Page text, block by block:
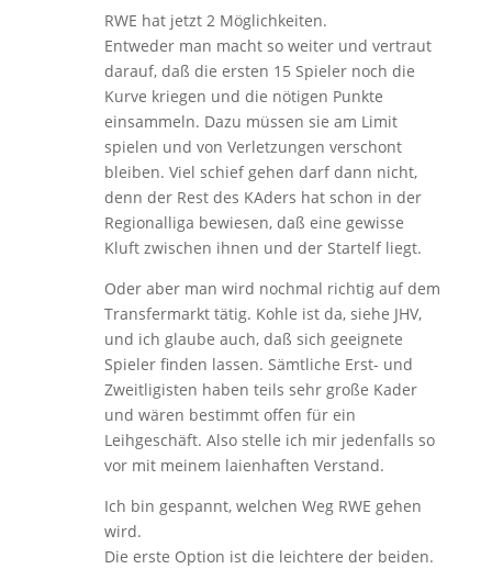
RWE hat jetzt 2 Möglichkeiten.
Entweder man macht so weiter und vertraut
darauf, daß die ersten 15 Spieler noch die
Kurve kriegen und die nötigen Punkte
einsammeln. Dazu müssen sie am Limit
spielen und von Verletzungen verschont
bleiben. Viel schief gehen darf dann nicht,
denn der Rest des KAders hat schon in der
Regionalliga bewiesen, daß eine gewisse
Kluft zwischen ihnen und der Startelf liegt.
Oder aber man wird nochmal richtig auf dem
Transfermarkt tätig. Kohle ist da, siehe JHV,
und ich glaube auch, daß sich geeignete
Spieler finden lassen. Sämtliche Erst- und
Zweitligisten haben teils sehr große Kader
und wären bestimmt offen für ein
Leihgeschäft. Also stelle ich mir jedenfalls so
vor mit meinem laienhaften Verstand.
Ich bin gespannt, welchen Weg RWE gehen
wird.
Die erste Option ist die leichtere der beiden.